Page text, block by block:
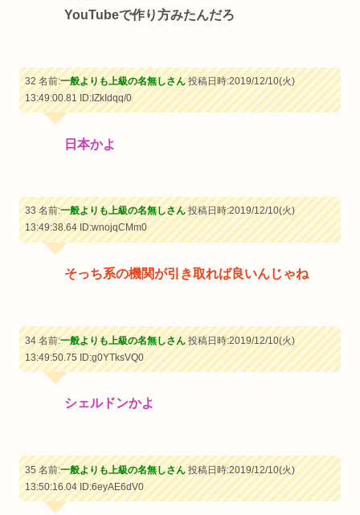
YouTubeで作り方みたんだろ
32 名前:一般よりも上級の名無しさん投稿日時:2019/12/10(火)
13:49:00.81ID:IZkIdqq/0
日本かよ
33 名前:一般よりも上級の名無しさん投稿日時:2019/12/10(火)
13:49:38.64ID:wnojqCMm0
そっち系の機関が引き取れば良いんじゃね
34 名前:一般よりも上級の名無しさん投稿日時:2019/12/10(火)
13:49:50.75ID:g0YTksVQ0
シェルドンかよ
35 名前:一般よりも上級の名無しさん投稿日時:2019/12/10(火)
13:50:16.04ID:6eyAE6dV0